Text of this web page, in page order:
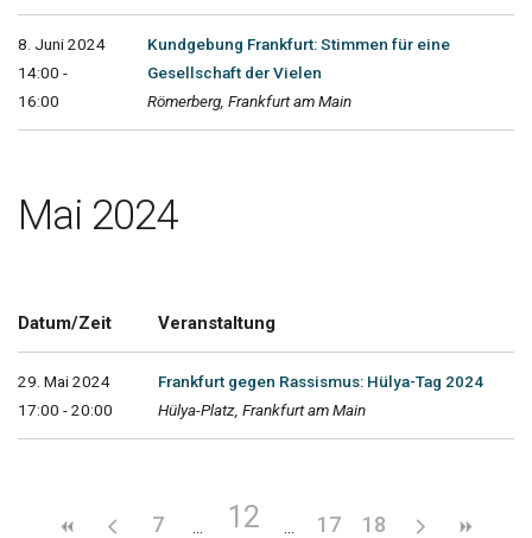
8. Juni 2024
14:00 -
16:00
Kundgebung Frankfurt: Stimmen für eine
Gesellschaft der Vielen
Römerberg, Frankfurt am Main
Mai 2024
Datum/Zeit Veranstaltung
29. Mai 2024
17:00 - 20:00
Frankfurt gegen Rassismus: Hülya-Tag 2024
Hülya-Platz, Frankfurt am Main
7 12 17 18